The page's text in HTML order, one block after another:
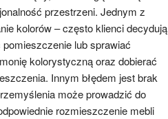
przestrzeni. Jednym z
kolorów – często klienci decydują
lub sprawiać
kolorystyczną oraz dobierać
Innym błędem jest brak
może prowadzić do
rozmieszczenie mebli